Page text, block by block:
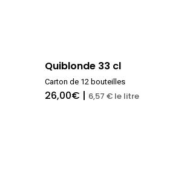
Quiblonde 33 cl
Carton de 12 bouteilles
26,00€ | 6,57 € le litre